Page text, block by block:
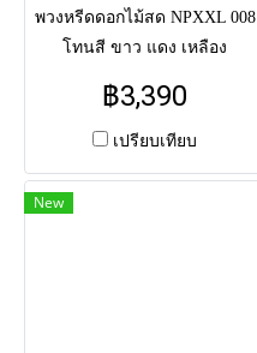
พวงหรีดดอกไม้สด NPXXL 008
โทนสี ขาว แดง เหลือง
อาลัย แด่ผู้วายชนม์ครั้งสุดท้าย
จัดโดยช่างมืออาชีพ จัดส่งตรง
฿3,390
เปรียบเทียบ
New